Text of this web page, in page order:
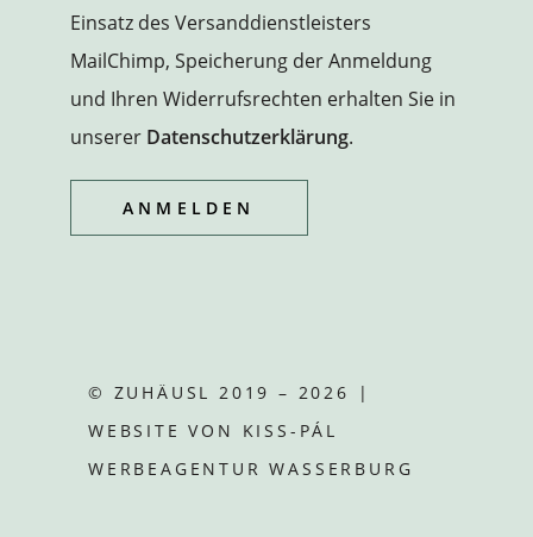
Einsatz des Versanddienstleisters
MailChimp, Speicherung der Anmeldung
und Ihren Widerrufsrechten erhalten Sie in
unserer Datenschutzerklärung.
© ZUHÄUSL 2019 – 2026 |
WEBSITE VON KISS-PÁL
WERBEAGENTUR WASSERBURG